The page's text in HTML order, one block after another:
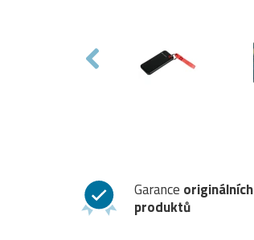
Garance originálních
produktů